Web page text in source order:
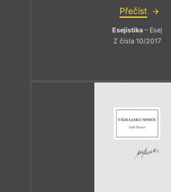
Přečíst
Esejistika – Esej
Z čísla 10/2017